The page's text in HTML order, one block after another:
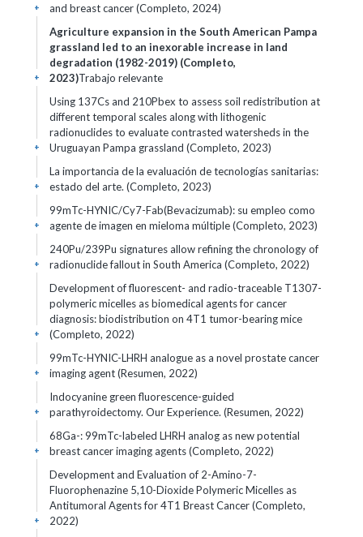
and breast cancer (Completo, 2024)
+
Agriculture expansion in the South American Pampa
grassland led to an inexorable increase in land
degradation (1982-2019) (Completo,
2023)Trabajo relevante
+
Using 137Cs and 210Pbex to assess soil redistribution at
different temporal scales along with lithogenic
radionuclides to evaluate contrasted watersheds in the
Uruguayan Pampa grassland (Completo, 2023)
+
La importancia de la evaluación de tecnologías sanitarias:
estado del arte. (Completo, 2023)
+
99mTc-HYNIC/Cy7-Fab(Bevacizumab): su empleo como
agente de imagen en mieloma múltiple (Completo, 2023)
+
240Pu/239Pu signatures allow refining the chronology of
radionuclide fallout in South America (Completo, 2022)
+
Development of fluorescent- and radio-traceable T1307-
polymeric micelles as biomedical agents for cancer
diagnosis: biodistribution on 4T1 tumor-bearing mice
(Completo, 2022)
+
99mTc-HYNIC-LHRH analogue as a novel prostate cancer
imaging agent (Resumen, 2022)
+
Indocyanine green fluorescence-guided
parathyroidectomy. Our Experience. (Resumen, 2022)
+
68Ga-: 99mTc-labeled LHRH analog as new potential
breast cancer imaging agents (Completo, 2022)
+
Development and Evaluation of 2-Amino-7-
Fluorophenazine 5,10-Dioxide Polymeric Micelles as
Antitumoral Agents for 4T1 Breast Cancer (Completo,
2022)
+